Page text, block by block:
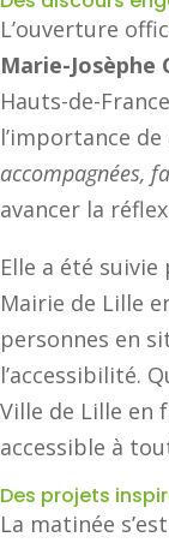
L’ouverture
Marie-Josèphe
Hauts-de-
l’importance de
accompagnées,
avancer la
Elle a été suivie
Mairie de Lille
personnes en
l’accessibilité.
Ville de Lille en
accessible à
Des projets
La matinée